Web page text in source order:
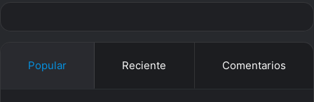
Popular Reciente Comentarios